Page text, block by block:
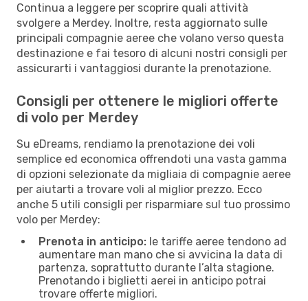
Continua a leggere per scoprire quali attività
svolgere a Merdey. Inoltre, resta aggiornato sulle
principali compagnie aeree che volano verso questa
destinazione e fai tesoro di alcuni nostri consigli per
assicurarti i vantaggiosi durante la prenotazione.
Consigli per ottenere le migliori offerte
di volo per Merdey
Su eDreams, rendiamo la prenotazione dei voli
semplice ed economica offrendoti una vasta gamma
di opzioni selezionate da migliaia di compagnie aeree
per aiutarti a trovare voli al miglior prezzo. Ecco
anche 5 utili consigli per risparmiare sul tuo prossimo
volo per Merdey:
Prenota in anticipo: le tariffe aeree tendono ad
aumentare man mano che si avvicina la data di
partenza, soprattutto durante l’alta stagione.
Prenotando i biglietti aerei in anticipo potrai
trovare offerte migliori.